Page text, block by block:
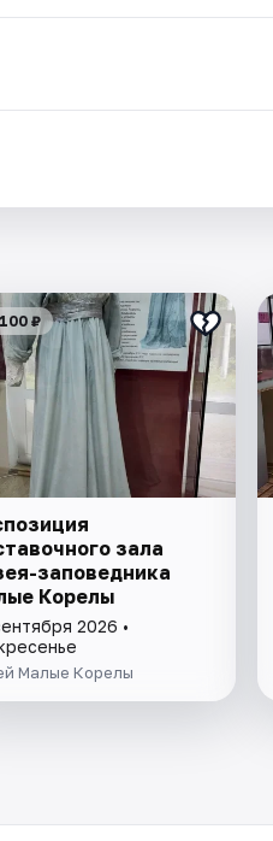
₽
зала
заповедника
Корелы
2026 •
Малые Корелы